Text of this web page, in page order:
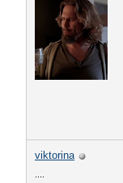
viktorina